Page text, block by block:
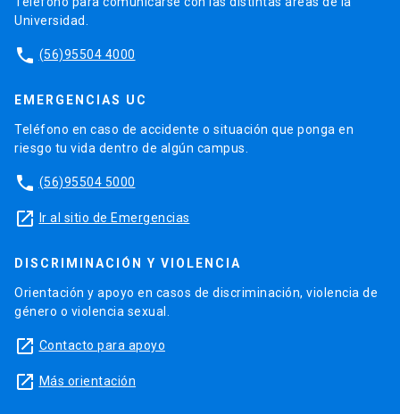
Universidad.
phone (56)95504 4000
EMERGENCIAS UC
Teléfono en caso de accidente o situación que ponga en
riesgo tu vida dentro de algún campus.
phone (56)95504 5000
launch Ir al sitio de Emergencias
DISCRIMINACIÓN Y VIOLENCIA
Orientación y apoyo en casos de discriminación, violencia de
género o violencia sexual.
launch Contacto para apoyo
launch Más orientación